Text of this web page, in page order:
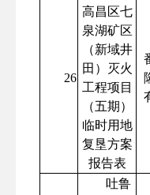
26
高昌区七
泉湖矿区
（新域井
田）灭火
工程项目
（五期）
临时用地
复垦方案
报告表
吐鲁